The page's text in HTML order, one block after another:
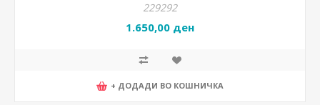
229292
1.650,00 ден
+ ДОДАДИ ВО КОШНИЧКА